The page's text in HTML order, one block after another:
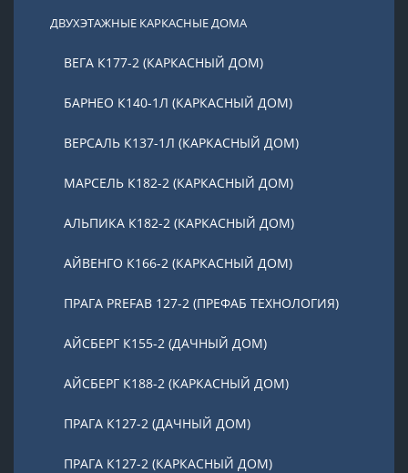
ДВУХЭТАЖНЫЕ КАРКАСНЫЕ ДОМА
ВЕГА К177-2 (КАРКАСНЫЙ ДОМ)
БАРНЕО К140-1Л (КАРКАСНЫЙ ДОМ)
ВЕРСАЛЬ К137-1Л (КАРКАСНЫЙ ДОМ)
МАРСЕЛЬ К182-2 (КАРКАСНЫЙ ДОМ)
АЛЬПИКА К182-2 (КАРКАСНЫЙ ДОМ)
АЙВЕНГО К166-2 (КАРКАСНЫЙ ДОМ)
ПРАГА PREFAB 127-2 (ПРЕФАБ ТЕХНОЛОГИЯ)
АЙСБЕРГ К155-2 (ДАЧНЫЙ ДОМ)
АЙСБЕРГ К188-2 (КАРКАСНЫЙ ДОМ)
ПРАГА К127-2 (ДАЧНЫЙ ДОМ)
ПРАГА К127-2 (КАРКАСНЫЙ ДОМ)